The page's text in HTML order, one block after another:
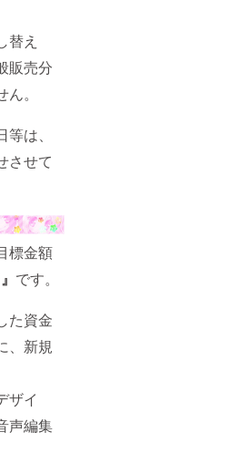
替え
販売分
。
は、
させて
標金額
です。
た資金
、新規
ザイ
声編集